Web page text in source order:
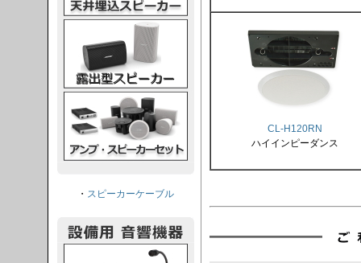
CL-H120RN
ハイインピーダンス
・ スピーカーケーブル